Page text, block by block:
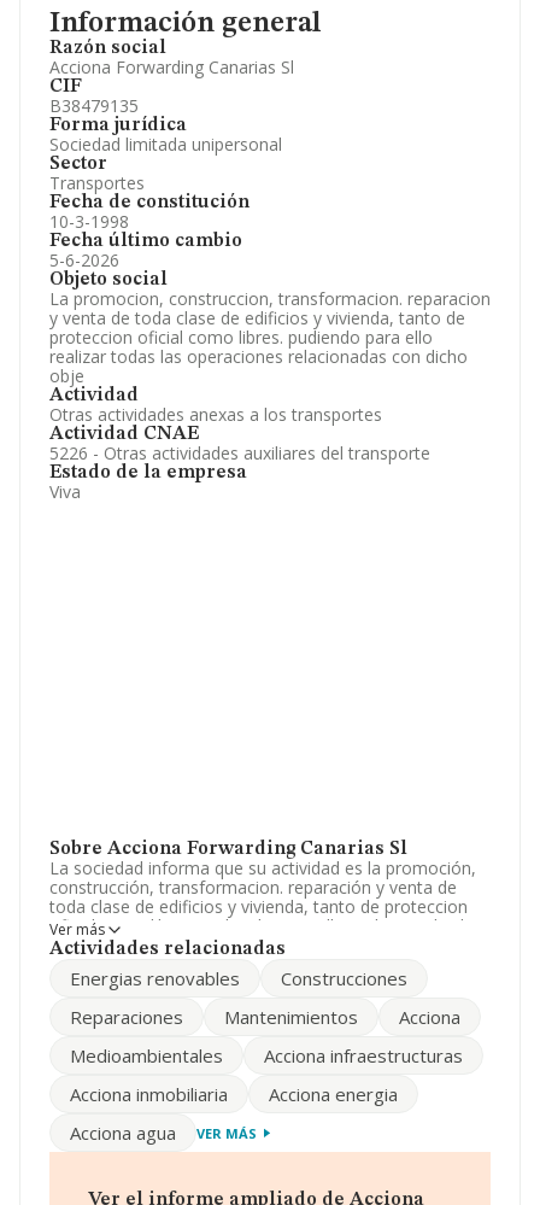
Información general
Razón social
Acciona Forwarding Canarias Sl
CIF
B38479135
Forma jurídica
Sociedad limitada unipersonal
Sector
Transportes
Fecha de constitución
10-3-1998
Fecha último cambio
5-6-2026
Objeto social
La promocion, construccion, transformacion. reparacion
y venta de toda clase de edificios y vivienda, tanto de
proteccion oficial como libres. pudiendo para ello
realizar todas las operaciones relacionadas con dicho
obje
Actividad
Otras actividades anexas a los transportes
Actividad CNAE
5226 - Otras actividades auxiliares del transporte
Estado de la empresa
Viva
Sobre Acciona Forwarding Canarias Sl
La sociedad informa que su actividad es la promoción,
construcción, transformacion. reparación y venta de
toda clase de edificios y vivienda, tanto de proteccion
oficial como libres. pudiendo para ello realizar todas las
operaciones relacionadas con dicho obje. La empresa
Limitada. La actividad de referencia CNAE corresponde
exportadora.
En base a la Recomendación 2003/361/CE de la
microempresas, pequeñas y medianas empresas, la
cuanto al rendimiento de la empresa en 2024,
comparado con el año anterior, ha obtenido un
experimentado un descenso en ebitda del 19%. Los
Ver más
Actividades relacionadas
Energias renovables
Construcciones
Reparaciones
Mantenimientos
Acciona
Medioambientales
Acciona infraestructuras
Acciona inmobiliaria
Acciona energia
Acciona agua
VER MÁS
Ver el informe ampliado de Acciona
Información oficial y registral complementaria.